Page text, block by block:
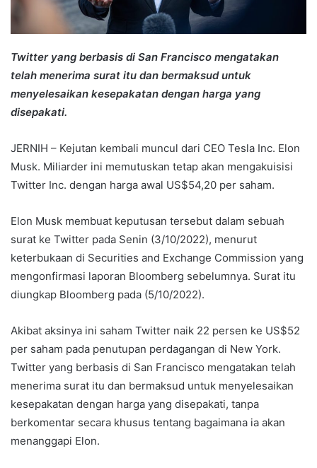
Twitter yang berbasis di San Francisco mengatakan
telah menerima surat itu dan bermaksud untuk
menyelesaikan kesepakatan dengan harga yang
disepakati.
JERNIH – Kejutan kembali muncul dari CEO Tesla Inc. Elon
Musk. Miliarder ini memutuskan tetap akan mengakuisisi
Twitter Inc. dengan harga awal US$54,20 per saham.
Elon Musk membuat keputusan tersebut dalam sebuah
surat ke Twitter pada Senin (3/10/2022), menurut
keterbukaan di Securities and Exchange Commission yang
mengonfirmasi laporan Bloomberg sebelumnya. Surat itu
diungkap Bloomberg pada (5/10/2022).
Akibat aksinya ini saham Twitter naik 22 persen ke US$52
per saham pada penutupan perdagangan di New York.
Twitter yang berbasis di San Francisco mengatakan telah
menerima surat itu dan bermaksud untuk menyelesaikan
kesepakatan dengan harga yang disepakati, tanpa
berkomentar secara khusus tentang bagaimana ia akan
menanggapi Elon.